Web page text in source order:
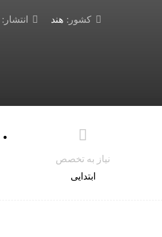
کشور: هند انتشار:
نیاز به تخصص
ابتدایی